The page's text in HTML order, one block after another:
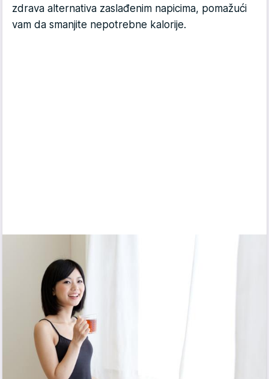
zdrava alternativa zaslađenim napicima, pomažući
vam da smanjite nepotrebne kalorije.